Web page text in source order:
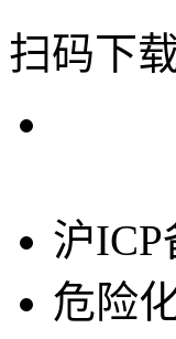
扫码下
沪ICP
危险